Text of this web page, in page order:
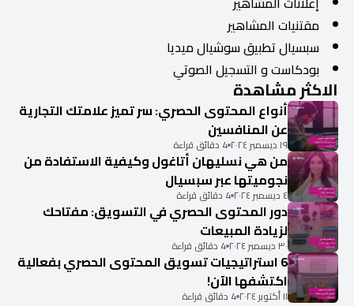
مقتنيات المشاهير
سبسيال تطبيق سوشيال ميديا
بودكاست و التسجيل الصوتي
الاكثر مشاهدة
أنواع المحتوى الحصري: سر تميز علامتك التجارية
عن المنافسين
١٩ ديسمبر ٢٠٢٤ 4 دقائق قراءة
من هي نسليهان أتاغول وكيفية الاستفادة من
نجوميتها عبر سبسيال
٤ ديسمبر ٢٠٢٤ 4 دقائق قراءة
دور المحتوى الحصري في التسويق: مفتاحك
لزيادة المبيعات
٣٠ ديسمبر ٢٠٢٤ 4 دقائق قراءة
6 استراتيجيات تسويق المحتوى الحصري بفعالية
اكتشفها الآن!
١١ أكتوبر ٢٠٢٤ 4 دقائق قراءة